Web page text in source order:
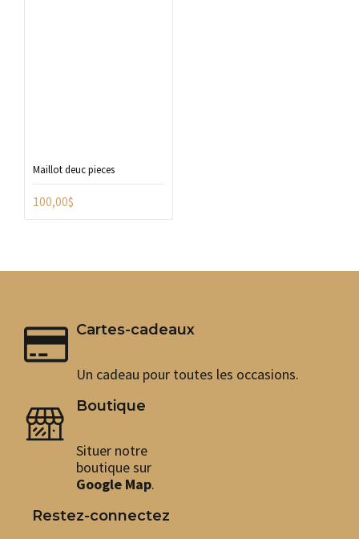
Maillot deuc pieces
100,00$
Cartes-cadeaux
Un cadeau pour toutes les occasions.
Boutique
Situer notre
boutique sur
Google Map.
Restez-connectez